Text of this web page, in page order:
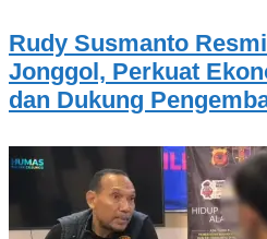
Rudy Susmanto
Jonggol, Perkuat
dan Dukung